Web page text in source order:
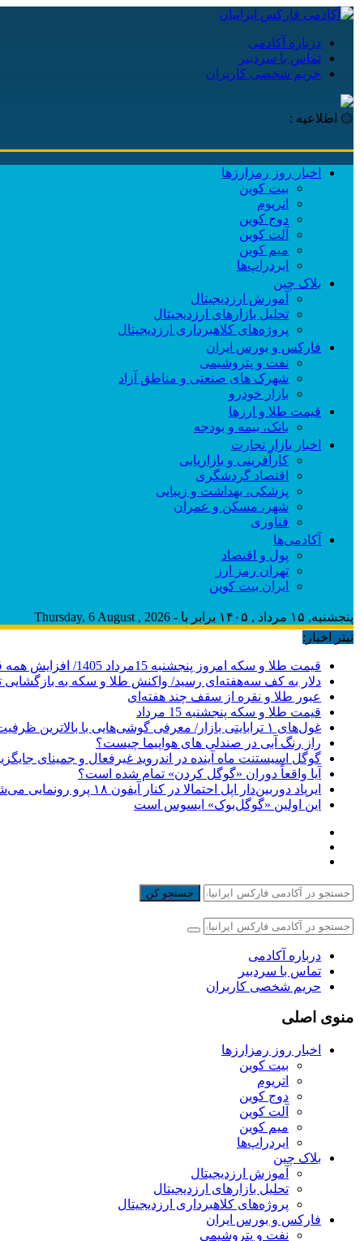
درباره آکادمی
تماس با سردبیر
حریم شخصی کاربران
۞ اطلاعیه :
اخبار روز رمزارزها
بیت کوین
اتریوم
دوج کوین
آلت کوین
میم کوین‌
ایردراپ‌ها
بلاک چین
آموزش ارزدیجیتال
تحلیل بازارهای ارزدیجیتال
پروژه‌های کلاهبرداری ارزدیجیتال
فارکس و بورس ایران
نفت و پتروشیمی
شهرک های صنعتی و مناطق آزاد
بازار خودرو
قیمت طلا و ارزها
بانک، بیمه و بودجه
اخبار بازار تجارت
کارآفرینی و بازاریابی
اقتصاد گردشگری
پزشکی، بهداشت و زیبایی
شهر، مسکن و عمران
فناوری
آکادمی‌ها
پول و اقتصاد
تهران رمز ارز
ایران بیت کوین
پنجشنبه, ۱۵ مرداد , ۱۴۰۵ برابر با - Thursday, 6 August , 2026
تیتر اخبار:
قیمت طلا و سکه امروز پنجشنبه 15مرداد 1405/ افزایش همه قیمت ها + جدول
دلار به کف سه‌هفته‌ای رسید/ واکنش طلا و سکه به بازگشایی
عبور طلا و نقره از سقف چند هفته‌ای
قیمت طلا و سکه پنجشنبه 15 مرداد
غول‌های ۱ ترابایتی بازار/ معرفی گوشی‌هایی با بالاترین ظرفیت حافظه داخلی در سال ۲۰۲۶
راز رنگ آبی در صندلی های هواپیما چیست؟
گوگل اسیستنت ماه آینده در اندروید غیرفعال و جمینای
آیا واقعاً دوران «گوگل کردن» تمام شده است؟
ایرپاد دوربین‌دار اپل احتمالا در کنار آیفون ۱۸ پرو رونمایی می‌شود
این اولین «گوگل‌بوک» ایسوس است
جستجو کن
درباره آکادمی
تماس با سردبیر
حریم شخصی کاربران
منوی اصلی
اخبار روز رمزارزها
بیت کوین
اتریوم
دوج کوین
آلت کوین
میم کوین‌
ایردراپ‌ها
بلاک چین
آموزش ارزدیجیتال
تحلیل بازارهای ارزدیجیتال
پروژه‌های کلاهبرداری ارزدیجیتال
فارکس و بورس ایران
نفت و پتروشیمی